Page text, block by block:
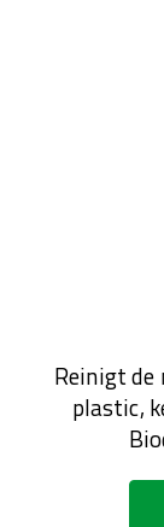
Reinigt
plastic,